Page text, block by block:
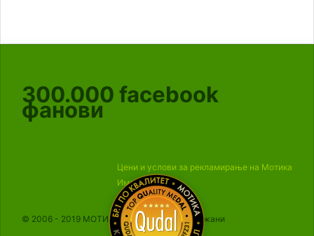
300.000 facebook
фанови
Цени и услови за рекламирање на Мотика
Импресум
© 2006 - 2019 МОТИКА, Сите права се задржани